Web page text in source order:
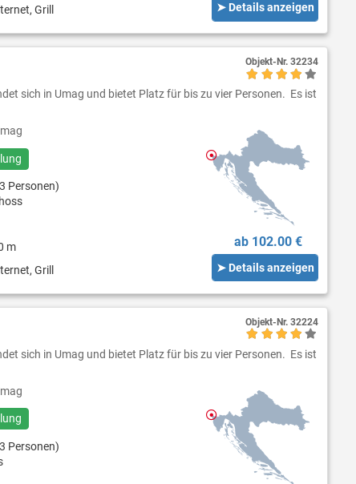
Grill
➤ Details anzeigen
sich in Umag und bietet Platz für bis zu vier Personen. Es ist
Personen)
m
Grill
ab 102.00 €
➤ Details anzeigen
Objekt-Nr. 32234
sich in Umag und bietet Platz für bis zu vier Personen. Es ist
Personen)
Objekt-Nr. 32224